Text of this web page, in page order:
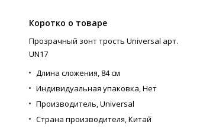
Коротко о товаре
Прозрачный зонт трость Universal арт.
UN17
Длина сложения, 84 см
Индивидуальная упаковка, Нет
Производитель, Universal
Страна производителя, Китай